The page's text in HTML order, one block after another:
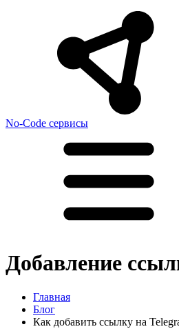
No-Code сервисы
Добавление
Главная
Блог
Как добавить ссылку на